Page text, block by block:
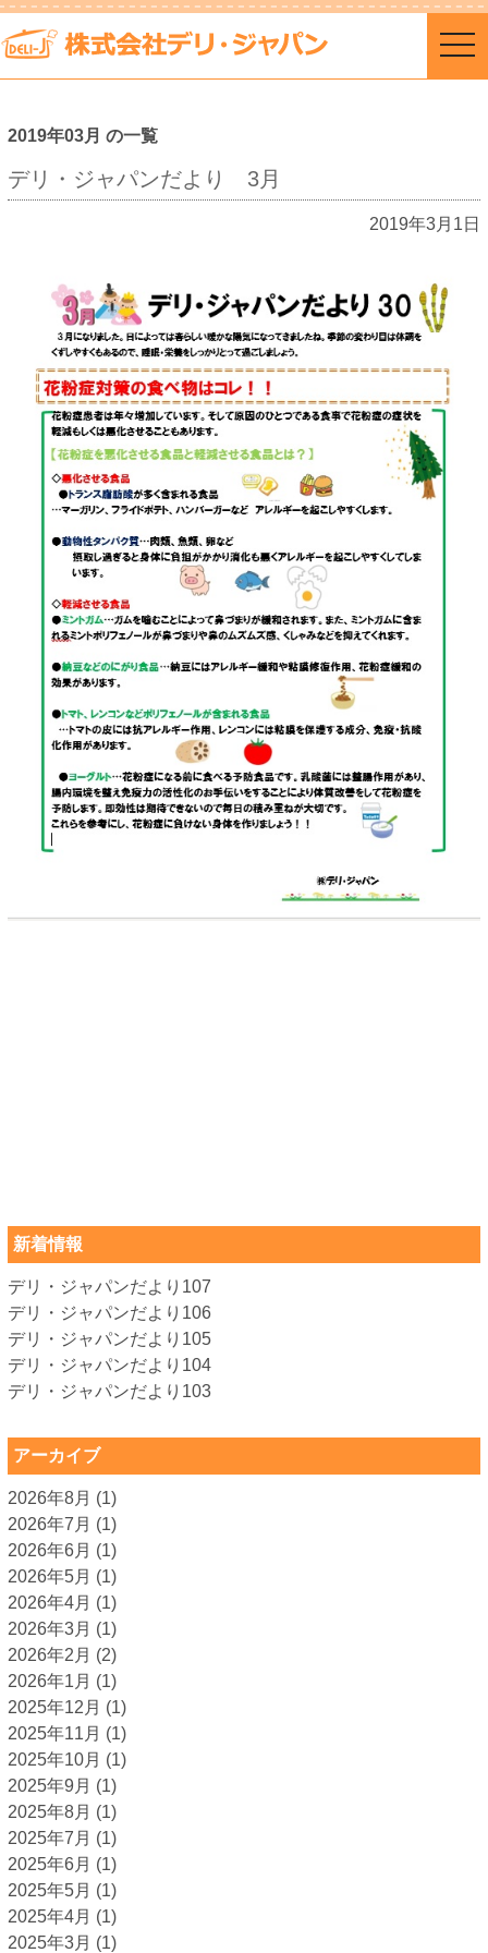
2019年03月 の一覧
デリ・ジャパンだより 3月
2019年3月1日
新着情報
デリ・ジャパンだより107
デリ・ジャパンだより106
デリ・ジャパンだより105
デリ・ジャパンだより104
デリ・ジャパンだより103
アーカイブ
2026年8月 (1)
2026年7月 (1)
2026年6月 (1)
2026年5月 (1)
2026年4月 (1)
2026年3月 (1)
2026年2月 (2)
2026年1月 (1)
2025年12月 (1)
2025年11月 (1)
2025年10月 (1)
2025年9月 (1)
2025年8月 (1)
2025年7月 (1)
2025年6月 (1)
2025年5月 (1)
2025年4月 (1)
2025年3月 (1)